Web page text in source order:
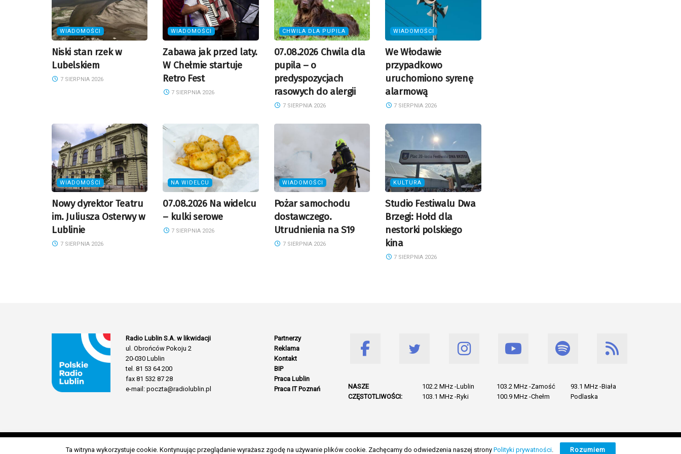
WIADOMOŚCI
Niski stan rzek w
Lubelskiem
7 SIERPNIA 2026
WIADOMOŚCI
Zabawa jak przed laty.
W Chełmie startuje
Retro Fest
7 SIERPNIA 2026
CHWILA DLA PUPILA
07.08.2026 Chwila dla
pupila – o
predyspozycjach
rasowych do alergii
7 SIERPNIA 2026
WIADOMOŚCI
We Włodawie
przypadkowo
uruchomiono syrenę
alarmową
7 SIERPNIA 2026
WIADOMOŚCI
Nowy dyrektor Teatru
im. Juliusza Osterwy w
Lublinie
7 SIERPNIA 2026
NA WIDELCU
07.08.2026 Na widelcu
– kulki serowe
7 SIERPNIA 2026
WIADOMOŚCI
Pożar samochodu
dostawczego.
Utrudnienia na S19
7 SIERPNIA 2026
KULTURA
Studio Festiwalu Dwa
Brzegi: Hołd dla
nestorki polskiego
kina
7 SIERPNIA 2026
Radio Lublin S.A. w likwidacji
ul. Obrońców Pokoju 2
20-030 Lublin
tel. 81 53 64 200
fax 81 532 87 28
e-mail: poczta@radiolublin.pl
Partnerzy
Reklama
Kontakt
BIP
Praca Lublin
Praca IT Poznań
NASZE
CZĘSTOTLIWOŚCI:
102.2 MHz -Lublin
103.1 MHz -Ryki
103.2 MHz -Zamość
100.9 MHz -Chełm
93.1 MHz -Biała
Podlaska
© 2026 Wszelkie prawa zastrzeżone. Radio Lublin S.A. w likwidacji
Ta witryna wykorzystuje cookie. Kontynuując przeglądanie wyrażasz zgodę na używanie plików cookie. Zachęcamy do odwiedzenia naszej strony Polityki prywatności. Rozumiem